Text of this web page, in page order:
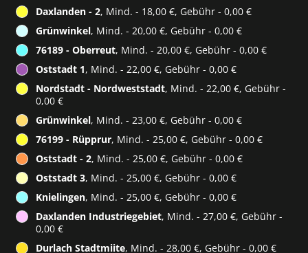
Daxlanden - 2, Mind. - 18,00 €, Gebühr - 0,00 €
Grünwinkel, Mind. - 20,00 €, Gebühr - 0,00 €
76189 - Oberreut, Mind. - 20,00 €, Gebühr - 0,00 €
Oststadt 1, Mind. - 22,00 €, Gebühr - 0,00 €
Nordstadt - Nordweststadt, Mind. - 22,00 €, Gebühr -
0,00 €
Grünwinkel, Mind. - 23,00 €, Gebühr - 0,00 €
76199 - Rüpprur, Mind. - 25,00 €, Gebühr - 0,00 €
Oststadt - 2, Mind. - 25,00 €, Gebühr - 0,00 €
Oststadt 3, Mind. - 25,00 €, Gebühr - 0,00 €
Knielingen, Mind. - 25,00 €, Gebühr - 0,00 €
Daxlanden Industriegebiet, Mind. - 27,00 €, Gebühr -
0,00 €
Durlach Stadtmiite, Mind. - 28,00 €, Gebühr - 0,00 €